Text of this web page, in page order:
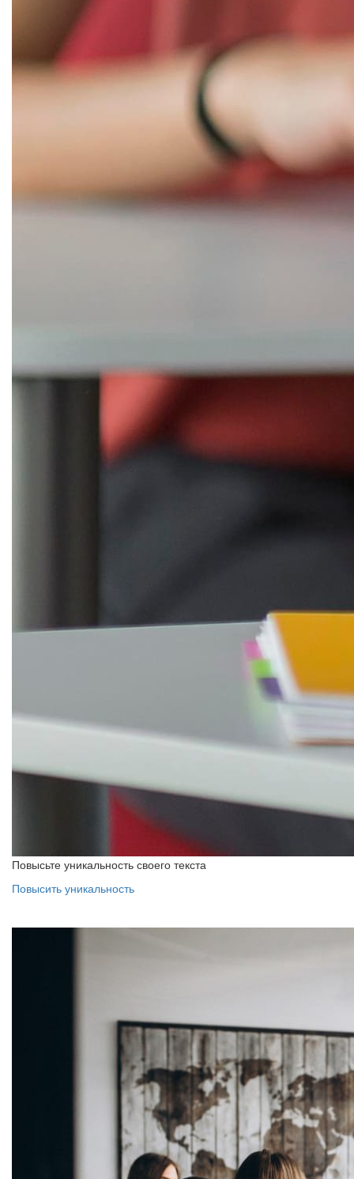
Повысьте уникальность своего текста
Повысить уникальность